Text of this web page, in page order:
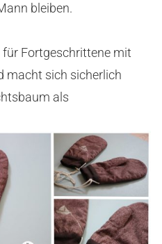
bleiben.
für Fortgeschrittene mit
macht sich sicherlich
als